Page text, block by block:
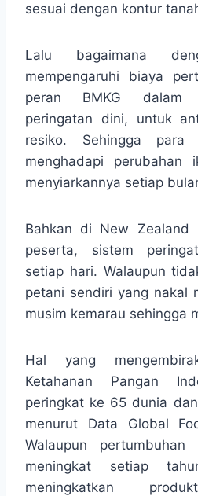
sesuai dengan kontur
Lalu bagaimana
mempengaruhi biaya
peran BMKG dalam
peringatan dini, untuk
resiko. Sehingga
menghadapi perubahan
menyiarkannya setiap
Bahkan di New Zealand
peserta, sistem
setiap hari. Walaupun
petani sendiri yang nakal
musim kemarau sehingga
Hal yang
Ketahanan Pangan
peringkat ke 65 dunia
menurut Data Global
Walaupun pertumbuhan
meningkat setiap
meningkatkan